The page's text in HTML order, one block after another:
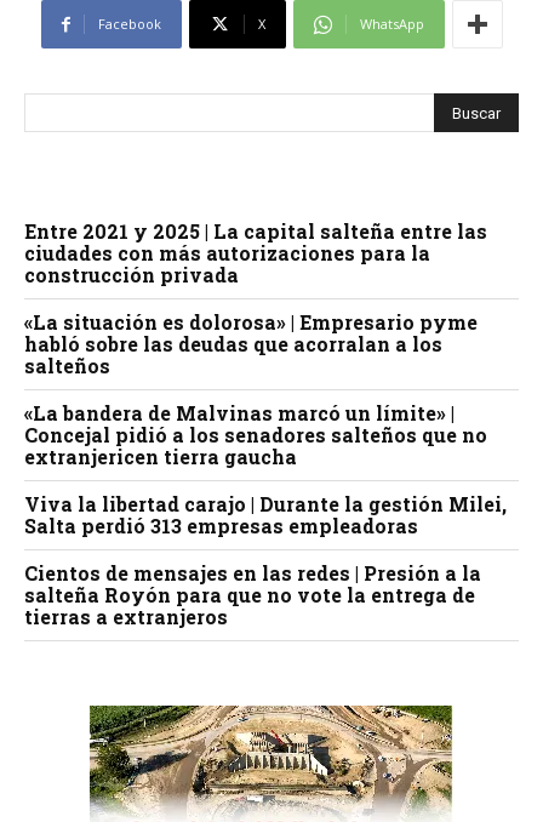
Facebook X WhatsApp
Entre 2021 y 2025 | La capital salteña entre las
ciudades con más autorizaciones para la
construcción privada
«La situación es dolorosa» | Empresario pyme
habló sobre las deudas que acorralan a los
salteños
«La bandera de Malvinas marcó un límite» |
Concejal pidió a los senadores salteños que no
extranjericen tierra gaucha
Viva la libertad carajo | Durante la gestión Milei,
Salta perdió 313 empresas empleadoras
Cientos de mensajes en las redes | Presión a la
salteña Royón para que no vote la entrega de
tierras a extranjeros